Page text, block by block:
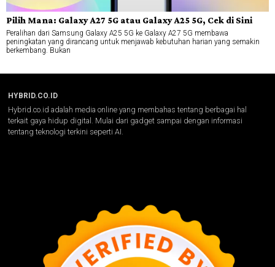
Pilih Mana: Galaxy A27 5G atau Galaxy A25 5G, Cek di Sini
Peralihan dari Samsung Galaxy A25 5G ke Galaxy A27 5G membawa
peningkatan yang dirancang untuk menjawab kebutuhan harian yang semakin
berkembang. Bukan
HYBRID.CO.ID
Hybrid.co.id adalah media online yang membahas tentang berbagai hal
terkait gaya hidup digital. Mulai dari gadget sampai dengan informasi
tentang teknologi terkini seperti AI.